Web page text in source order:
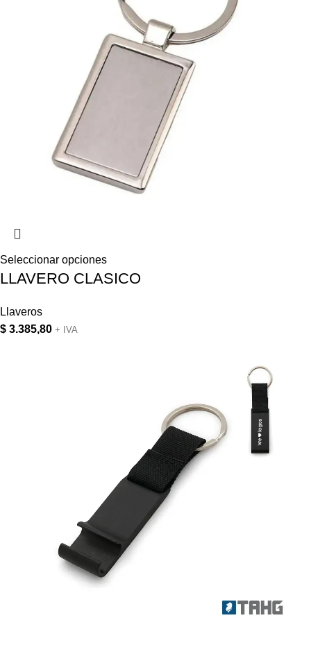
Seleccionar opciones
LLAVERO CLASICO
Llaveros
$ 3.385,80 + IVA